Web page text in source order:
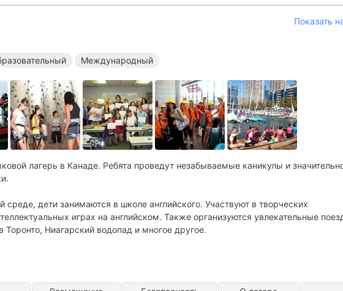
Показать
Международный
лагерь в Канаде. Ребята проведут незабываемые каникулы и
среде, дети занимаются в школе английского. Участвуют в творческих
играх на английском. Также организуются увлекательные
Торонто, Ниагарский водопад и многое другое.